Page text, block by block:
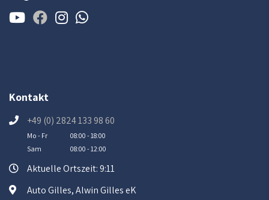
Kontakt
+49 (0) 2824 133 98 60
Mo - Fr
08:00 - 18:00
Sam
08:00 - 12:00
Aktuelle Ortszeit: 9:11
Auto Gilles, Alwin Gilles eK